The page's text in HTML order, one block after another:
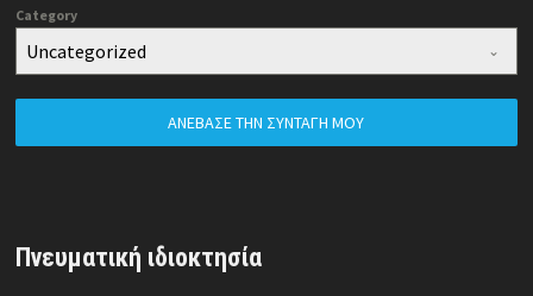
Category
Uncategorized
ΑΝΈΒΑΣΕ ΤΗΝ ΣΥΝΤΑΓΉ ΜΟΥ
Πνευματική ιδιοκτησία